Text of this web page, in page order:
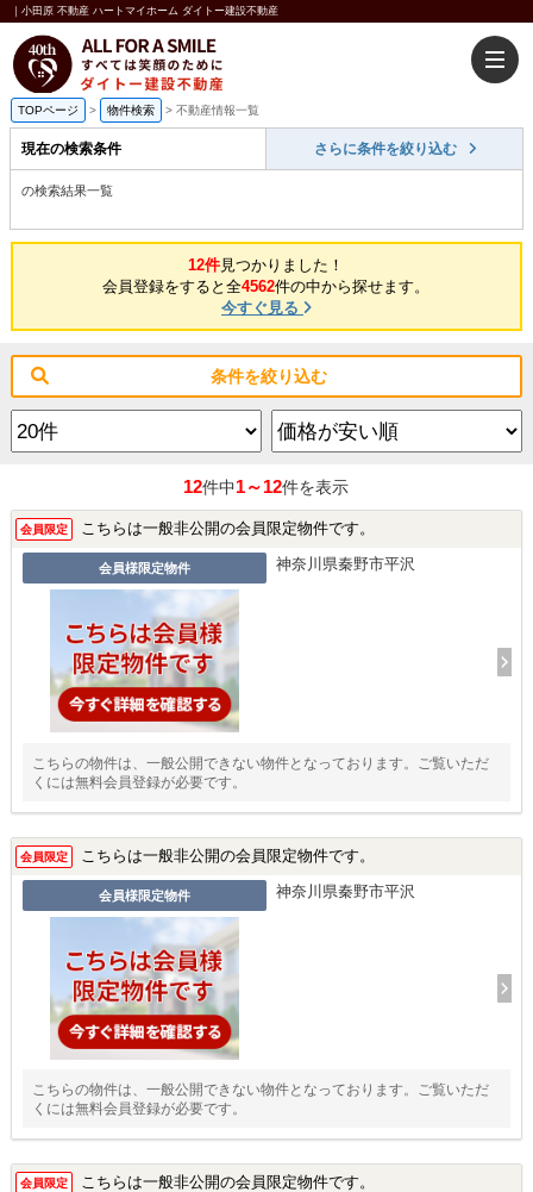
｜小田原 不動産 ハートマイホーム ダイトー建設不動産
TOPページ > 物件検索 > 不動産情報一覧
現在の検索条件 さらに条件を絞り込む
の検索結果一覧
12件見つかりました！
会員登録をすると全4562件の中から探せます。
今すぐ見る
条件を絞り込む
12件中1～12件を表示
会員限定 こちらは一般非公開の会員限定物件です。
会員様限定物件 神奈川県秦野市平沢
こちらの物件は、一般公開できない物件となっております。ご覧いただ
くには無料会員登録が必要です。
会員限定 こちらは一般非公開の会員限定物件です。
会員様限定物件 神奈川県秦野市平沢
こちらの物件は、一般公開できない物件となっております。ご覧いただ
くには無料会員登録が必要です。
会員限定 こちらは一般非公開の会員限定物件です。